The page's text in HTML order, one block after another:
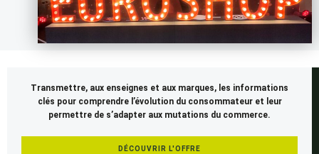
articleTransmettre, aux enseignes et aux marques, les informations
clés pour comprendre l’évolution du consommateur et leur
permettre de s’adapter aux mutations du commerce.
DÉCOUVRIR L'OFFRE